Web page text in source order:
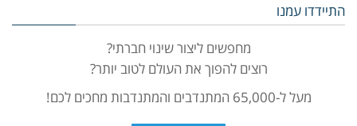
התיידדו עמנו
מחפשים ליצור שינוי חברתי?
רוצים להפוך את העולם לטוב יותר?
מעל ל-65,000 המתנדבים והמתנדבות מחכים לכם!